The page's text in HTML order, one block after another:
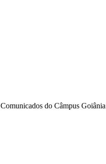
Comunicados do Câmpus Goiânia